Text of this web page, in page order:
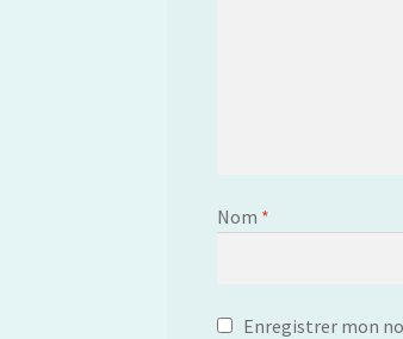
Nom *
Enregistrer mon